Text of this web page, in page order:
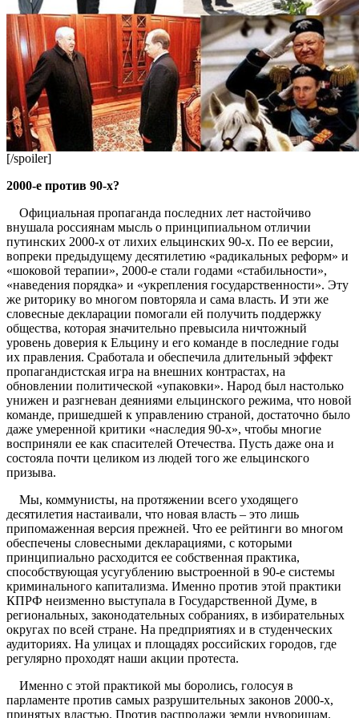
[/spoiler]
2000-е против 90-х?
Официальная пропаганда последних лет настойчиво
внушала россиянам мысль о принципиальном отличии
путинских 2000-х от лихих ельцинских 90-х. По ее версии,
вопреки предыдущему десятилетию «радикальных реформ» и
«шоковой терапии», 2000-е стали годами «стабильности»,
«наведения порядка» и «укрепления государственности». Эту
же риторику во многом повторяла и сама власть. И эти же
словесные декларации помогали ей получить поддержку
общества, которая значительно превысила ничтожный
уровень доверия к Ельцину и его команде в последние годы
их правления. Сработала и обеспечила длительный эффект
пропагандистская игра на внешних контрастах, на
обновлении политической «упаковки». Народ был настолько
унижен и разгневан деяниями ельцинского режима, что новой
команде, пришедшей к управлению страной, достаточно было
даже умеренной критики «наследия 90-х», чтобы многие
восприняли ее как спасителей Отечества. Пусть даже она и
состояла почти целиком из людей того же ельцинского
призыва.
Мы, коммунисты, на протяжении всего уходящего
десятилетия настаивали, что новая власть – это лишь
припомаженная версия прежней. Что ее рейтинги во многом
обеспечены словесными декларациями, с которыми
принципиально расходится ее собственная практика,
способствующая усугублению выстроенной в 90-е системы
криминального капитализма. Именно против этой практики
КПРФ неизменно выступала в Государственной Думе, в
региональных, законодательных собраниях, в избирательных
округах по всей стране. На предприятиях и в студенческих
аудиториях. На улицах и площадях российских городов, где
регулярно проходят наши акции протеста.
Именно с этой практикой мы боролись, голосуя в
парламенте против самых разрушительных законов 2000-х,
принятых властью. Против распродажи земли нуворишам.